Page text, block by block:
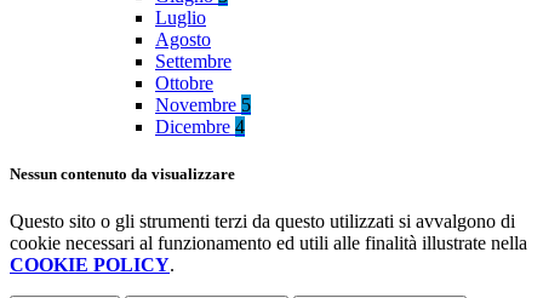
Luglio
Agosto
Settembre
Ottobre
Novembre 5
Dicembre 4
Nessun contenuto da visualizzare
Questo sito o gli strumenti terzi da questo utilizzati si avvalgono di
cookie necessari al funzionamento ed utili alle finalità illustrate nella
COOKIE POLICY.